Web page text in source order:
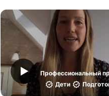
Профессиональный
Дети